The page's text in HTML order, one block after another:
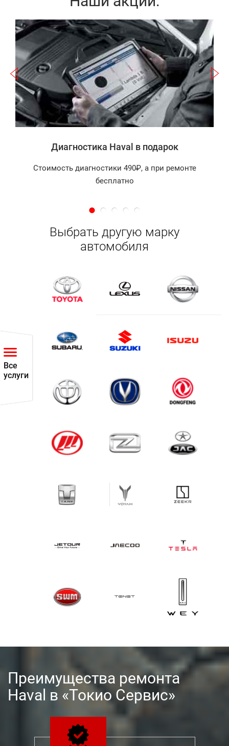
Записаться
Диагностика Haval в подарок
Стоимость диагностики 490₽, а при ремонте
бесплатно
Все
услуги
Выбрать другую марку
автомобиля
Преимущества ремонта
Haval в «Токио Сервис»